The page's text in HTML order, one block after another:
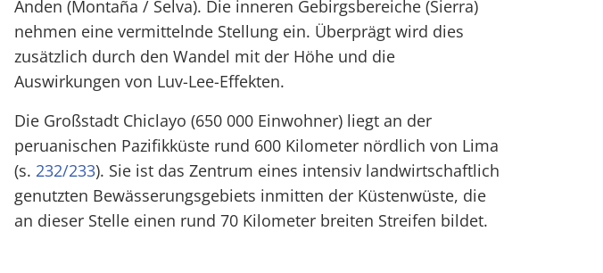
Anden (Montaña / Selva). Die inneren Gebirgsbereiche (Sierra)
nehmen eine vermittelnde Stellung ein. Überprägt wird dies
zusätzlich durch den Wandel mit der Höhe und die
Auswirkungen von Luv-Lee-Effekten.
Die Großstadt Chiclayo (650 000 Einwohner) liegt an der
peruanischen Pazifikküste rund 600 Kilometer nördlich von Lima
(s. 232/233). Sie ist das Zentrum eines intensiv landwirtschaftlich
genutzten Bewässerungsgebiets inmitten der Küstenwüste, die
an dieser Stelle einen rund 70 Kilometer breiten Streifen bildet.